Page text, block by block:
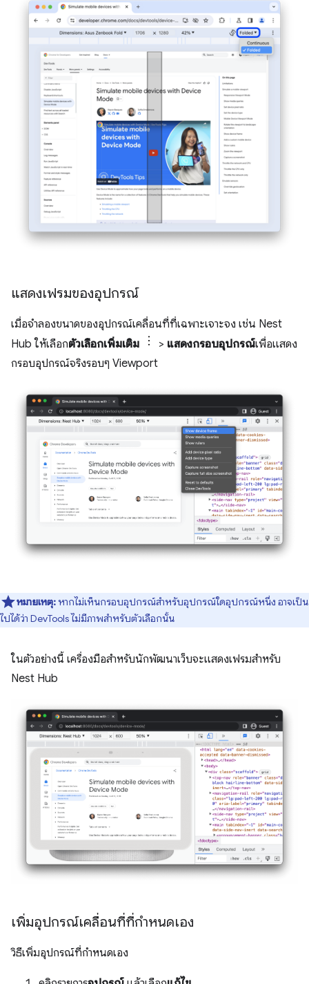
แสดงเฟรมของอุปกรณ์
เมื่อจำลองขนาดของอุปกรณ์เคลื่อนที่ที่เฉพาะเจาะจง เช่น Nest
Hub ให้เลือกตัวเลือกเพิ่มเติม > แสดงกรอบอุปกรณ์เพื่อแสดง
กรอบอุปกรณ์จริงรอบๆ Viewport
หมายเหตุ: หากไม่เห็นกรอบอุปกรณ์สำหรับอุปกรณ์ใดอุปกรณ์หนึ่ง อาจเป็น
ไปได้ว่า DevTools ไม่มีภาพสำหรับตัวเลือกนั้น
ในตัวอย่างนี้ เครื่องมือสำหรับนักพัฒนาเว็บจะแสดงเฟรมสำหรับ
Nest Hub
เพิ่มอุปกรณ์เคลื่อนที่ที่กำหนดเอง
วิธีเพิ่มอุปกรณ์ที่กำหนดเอง